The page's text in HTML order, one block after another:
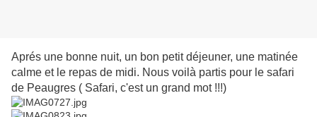
Aprés une bonne nuit, un bon petit déjeuner, une matinée
calme et le repas de midi. Nous voilà partis pour le safari
de Peaugres ( Safari, c'est un grand mot !!!)